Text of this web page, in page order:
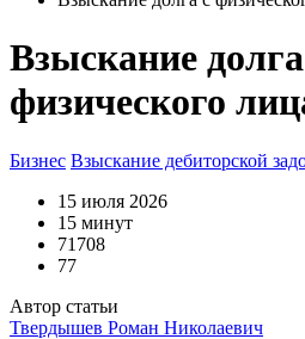
Взыскание
физического
Бизнес Взыскание дебиторской
15 июля 2026
15 минут
71708
77
Автор статьи
Твердышев Роман Николаевич